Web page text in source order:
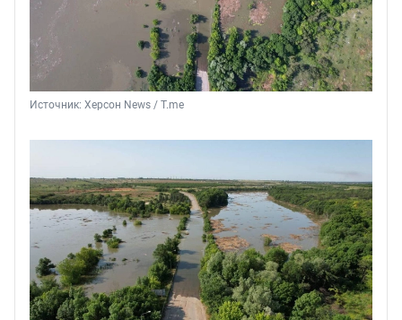
Источник: Херсон News / T.me